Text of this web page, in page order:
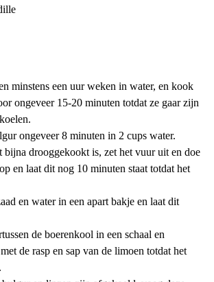
minstens een uur weken in water, en kook
ongeveer 15-20 minuten totdat ze gaar zijn
ongeveer 8 minuten in 2 cups water.
bijna drooggekookt is, zet het vuur uit en doe
en laat dit nog 10 minuten staat totdat het
en water in een apart bakje en laat dit
de boerenkool in een schaal en
de rasp en sap van de limoen totdat het